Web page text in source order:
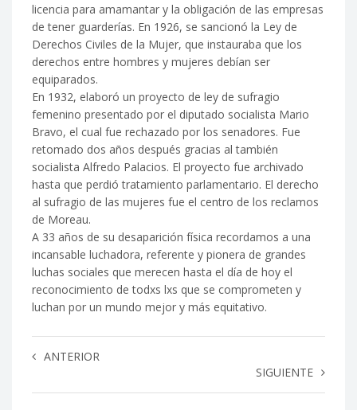
licencia para amamantar y la obligación de las empresas
de tener guarderías. En 1926, se sancionó la Ley de
Derechos Civiles de la Mujer, que instauraba que los
derechos entre hombres y mujeres debían ser
equiparados.
En 1932, elaboró un proyecto de ley de sufragio
femenino presentado por el diputado socialista Mario
Bravo, el cual fue rechazado por los senadores. Fue
retomado dos años después gracias al también
socialista Alfredo Palacios. El proyecto fue archivado
hasta que perdió tratamiento parlamentario. El derecho
al sufragio de las mujeres fue el centro de los reclamos
de Moreau.
A 33 años de su desaparición física recordamos a una
incansable luchadora, referente y pionera de grandes
luchas sociales que merecen hasta el día de hoy el
reconocimiento de todxs lxs que se comprometen y
luchan por un mundo mejor y más equitativo.
ANTERIOR
SIGUIENTE